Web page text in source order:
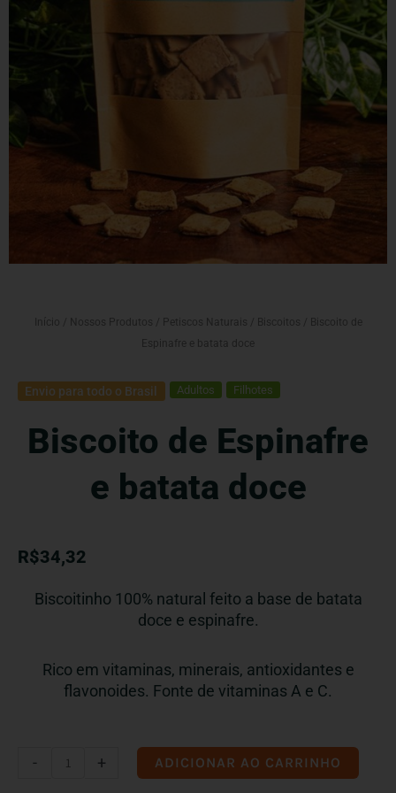
Início Nossos Produtos Petiscos Naturais Biscoitos
/ Biscoito de
Espinafre e batata doce
Envio para todo o Brasil Adultos Filhotes
Biscoito de Espinafre
e batata doce
R$34,32
Biscoitinho 100% natural feito a base de batata
doce e espinafre.
Rico em vitaminas, minerais, antioxidantes e
flavonoides. Fonte de vitaminas A e C.
- + ADICIONAR AO CARRINHO